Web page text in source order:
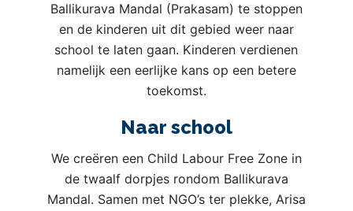
Ballikurava Mandal (Prakasam) te stoppen
en de kinderen uit dit gebied weer naar
school te laten gaan. Kinderen verdienen
namelijk een eerlijke kans op een betere
toekomst.
Naar school
We creëren een Child Labour Free Zone in
de twaalf dorpjes rondom Ballikurava
Mandal. Samen met NGO’s ter plekke, Arisa